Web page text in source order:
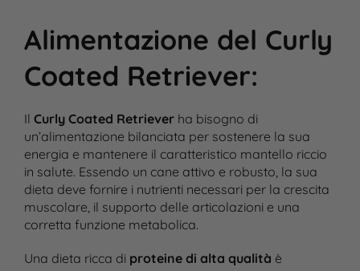
Alimentazione del Curly
Coated Retriever:
Il Curly Coated Retrieverha bisogno di
un’alimentazione bilanciata per sostenere la sua
energia e mantenere il caratteristico mantello riccio
in salute. Essendo un cane attivo e robusto, la sua
dieta deve fornire i nutrienti necessari per la crescita
muscolare, il supporto delle articolazioni e una
corretta funzione metabolica.
Una dieta ricca di proteine di alta qualità è